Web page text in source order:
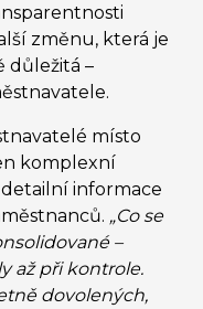
změnu, která je
důležitá –
místo
komplexní
informace
„Co se
–
až při kontrole.
dovolených,